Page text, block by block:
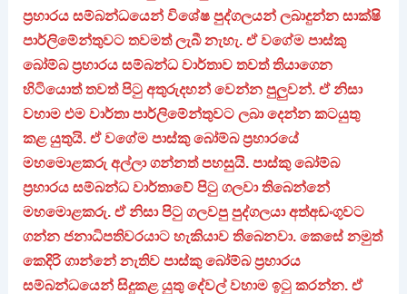
ප්‍රහාරය සම්බන්ධයෙන් විශේෂ පුද්ගලයන් ලබාදුන්න සාක්ෂි
පාර්ලිමේන්තුවට තවමත් ලැබී නැහැ. ඒ වගේම පාස්කු
බෝම්බ ප්‍රහාරය සම්බන්ධ වාර්තාව තවත් තියාගෙන
හිටියොත් තවත් පිටු අතුරුදහන් වෙන්න පුලුවන්. ඒ නිසා
වහාම එම වාර්තා පාර්ලිමේන්තුවට ලබා දෙන්න කටයුතු
කළ යුතුයි. ඒ වගේම පාස්කු බෝම්බ ප්‍රහාරයේ
මහමොළකරු අල්ලා ගන්නත් පහසුයි. පාස්කු බෝම්බ
ප්‍රහාරය සම්බන්ධ වාර්තාවේ පිටු ගලවා තිබෙන්නේ
මහමොළකරු. ඒ නිසා පිටු ගලවපු පුද්ගලයා අත්අඩංගුවට
ගන්න ජනාධිපතිවරයාට හැකියාව තිබෙනවා. කෙසේ නමුත්
කෙදිරි ගාන්නේ නැතිව පාස්කු බෝම්බ ප්‍රහාරය
සම්බන්ධයෙන් සිදුකළ යුතු දේවල් වහාම ඉටු කරන්න. ඒ